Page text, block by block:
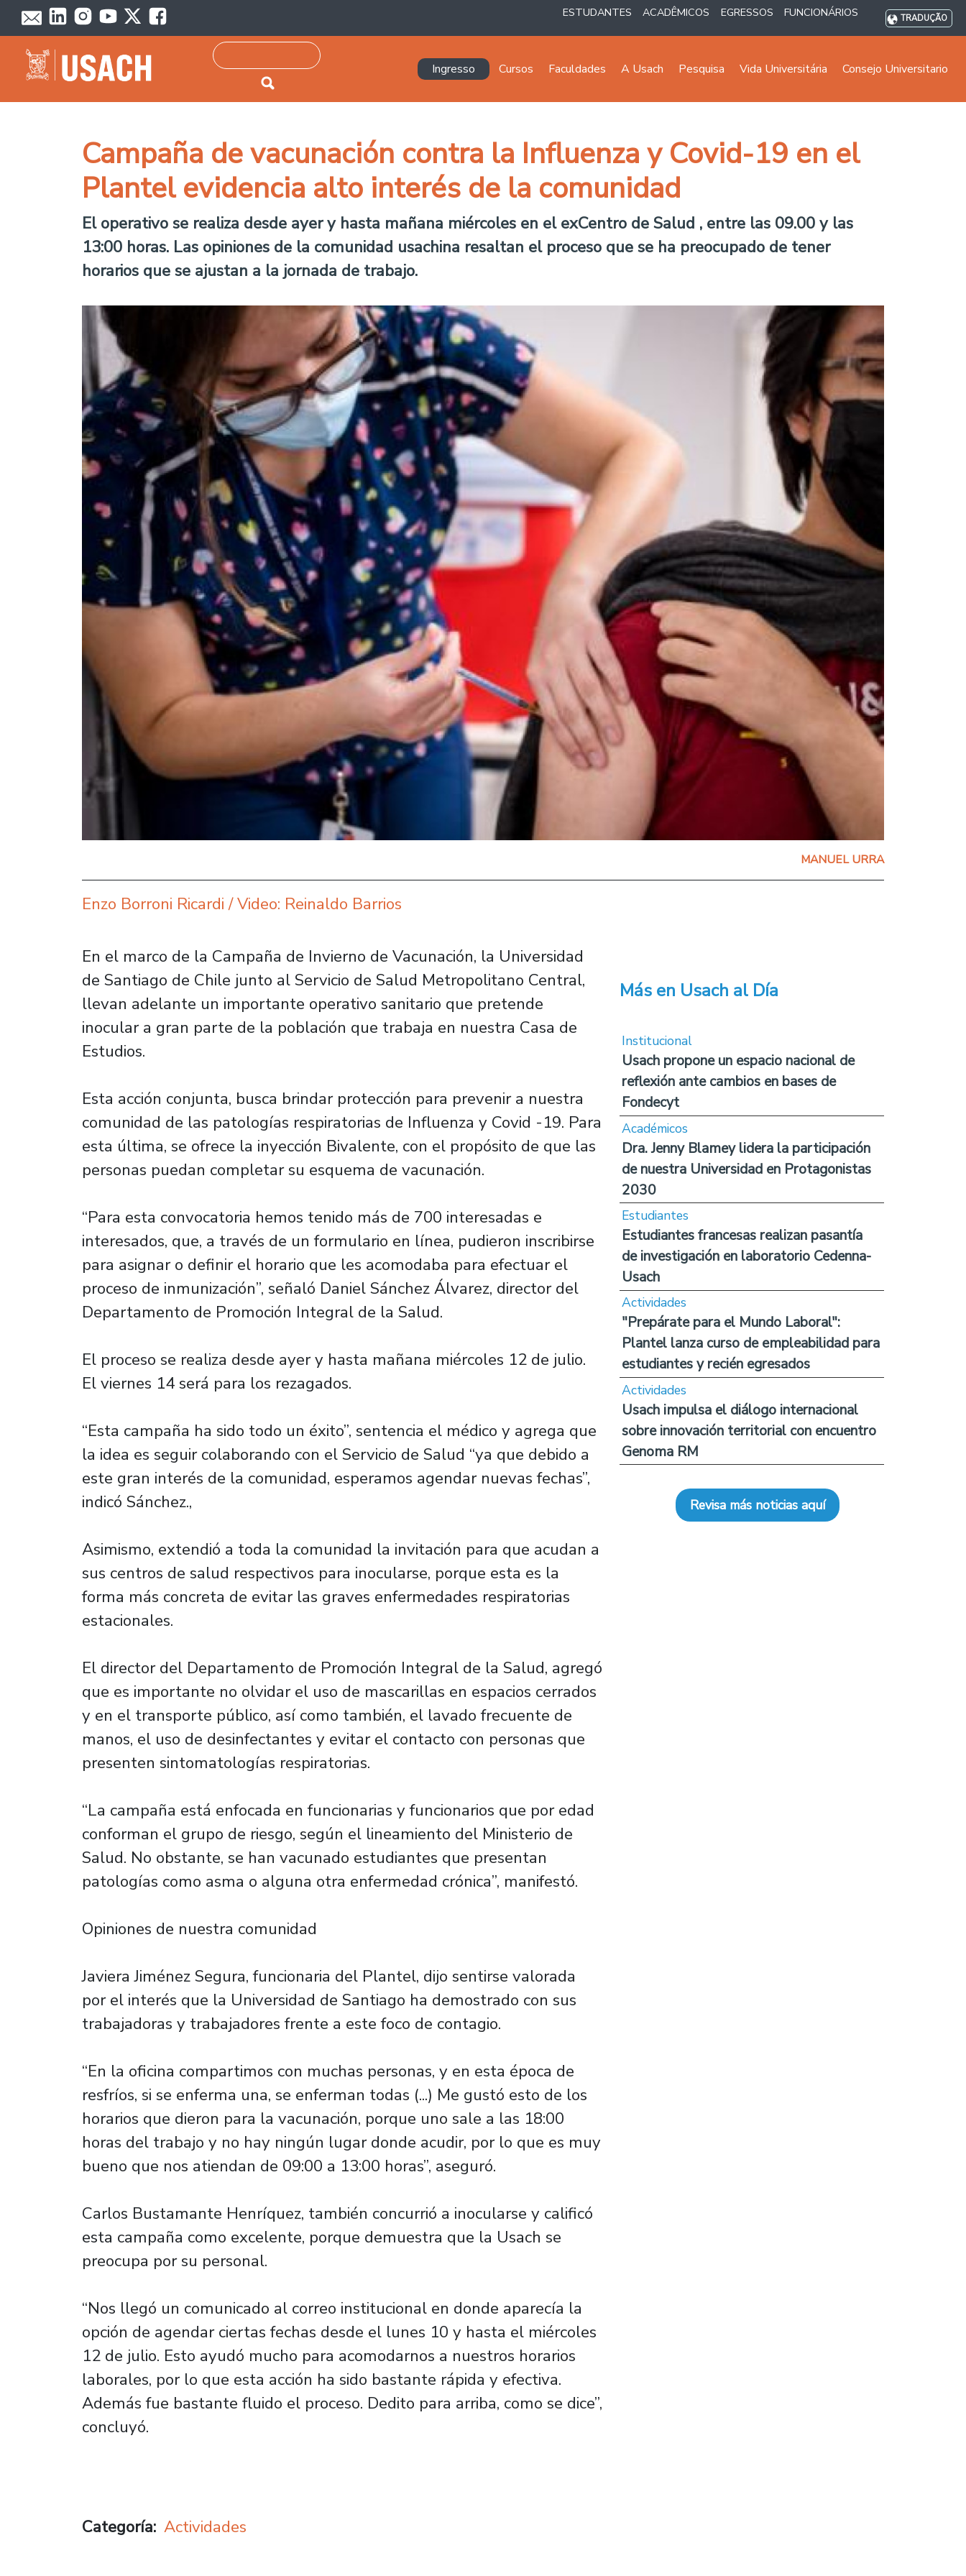
Passar para o conteúdo principal ESTUDANTES ACADÊMICOS EGRESSOS FUNCIONÁRIOS TRADUÇÃO
Pesquisar
Navegación principal
Ingresso Cursos Faculdades A Usach Pesquisa Vida Universitária Consejo Universitario
Campaña de vacunación contra la Influenza y Covid-19 en el
Plantel evidencia alto interés de la comunidad
El operativo se realiza desde ayer y hasta mañana miércoles en el exCentro de Salud , entre las 09.00 y las
13:00 horas. Las opiniones de la comunidad usachina resaltan el proceso que se ha preocupado de tener
horarios que se ajustan a la jornada de trabajo.
MANUEL URRA
Enzo Borroni Ricardi / Video: Reinaldo Barrios
En el marco de la Campaña de Invierno de Vacunación, la Universidad
de Santiago de Chile junto al Servicio de Salud Metropolitano Central,
llevan adelante un importante operativo sanitario que pretende
inocular a gran parte de la población que trabaja en nuestra Casa de
Estudios.
Esta acción conjunta, busca brindar protección para prevenir a nuestra
comunidad de las patologías respiratorias de Influenza y Covid -19. Para
esta última, se ofrece la inyección Bivalente, con el propósito de que las
personas puedan completar su esquema de vacunación.
“Para esta convocatoria hemos tenido más de 700 interesadas e
interesados, que, a través de un formulario en línea, pudieron inscribirse
para asignar o definir el horario que les acomodaba para efectuar el
proceso de inmunización”, señaló Daniel Sánchez Álvarez, director del
Departamento de Promoción Integral de la Salud.
El proceso se realiza desde ayer y hasta mañana miércoles 12 de julio.
El viernes 14 será para los rezagados.
“Esta campaña ha sido todo un éxito”, sentencia el médico y agrega que
la idea es seguir colaborando con el Servicio de Salud “ya que debido a
este gran interés de la comunidad, esperamos agendar nuevas fechas”,
indicó Sánchez.,
Asimismo, extendió a toda la comunidad la invitación para que acudan a
sus centros de salud respectivos para inocularse, porque esta es la
forma más concreta de evitar las graves enfermedades respiratorias
estacionales.
El director del Departamento de Promoción Integral de la Salud, agregó
que es importante no olvidar el uso de mascarillas en espacios cerrados
y en el transporte público, así como también, el lavado frecuente de
manos, el uso de desinfectantes y evitar el contacto con personas que
presenten sintomatologías respiratorias.
“La campaña está enfocada en funcionarias y funcionarios que por edad
conforman el grupo de riesgo, según el lineamiento del Ministerio de
Salud. No obstante, se han vacunado estudiantes que presentan
patologías como asma o alguna otra enfermedad crónica”, manifestó.
Opiniones de nuestra comunidad
Javiera Jiménez Segura, funcionaria del Plantel, dijo sentirse valorada
por el interés que la Universidad de Santiago ha demostrado con sus
trabajadoras y trabajadores frente a este foco de contagio.
“En la oficina compartimos con muchas personas, y en esta época de
resfríos, si se enferma una, se enferman todas (...) Me gustó esto de los
horarios que dieron para la vacunación, porque uno sale a las 18:00
horas del trabajo y no hay ningún lugar donde acudir, por lo que es muy
bueno que nos atiendan de 09:00 a 13:00 horas”, aseguró.
Carlos Bustamante Henríquez, también concurrió a inocularse y calificó
esta campaña como excelente, porque demuestra que la Usach se
preocupa por su personal.
“Nos llegó un comunicado al correo institucional en donde aparecía la
opción de agendar ciertas fechas desde el lunes 10 y hasta el miércoles
12 de julio. Esto ayudó mucho para acomodarnos a nuestros horarios
laborales, por lo que esta acción ha sido bastante rápida y efectiva.
Además fue bastante fluido el proceso. Dedito para arriba, como se dice”,
concluyó.
Categoría Actividades
Más en Usach al Día
Institucional
Usach propone un espacio nacional de
reflexión ante cambios en bases de
Fondecyt
Académicos
Dra. Jenny Blamey lidera la participación
de nuestra Universidad en Protagonistas
2030
Estudiantes
Estudiantes francesas realizan pasantía
de investigación en laboratorio Cedenna-
Usach
Actividades
"Prepárate para el Mundo Laboral":
Plantel lanza curso de empleabilidad para
estudiantes y recién egresados
Actividades
Usach impulsa el diálogo internacional
sobre innovación territorial con encuentro
Genoma RM
Revisa más noticias aquí